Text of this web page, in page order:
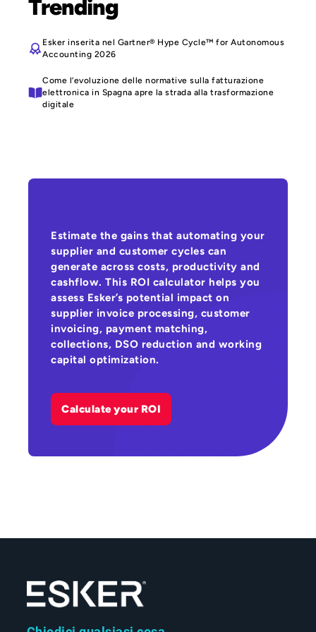
Trending
Esker inserita nel Gartner® Hype Cycle™ for Autonomous
Accounting 2026
Come l’evoluzione delle normative sulla fatturazione
elettronica in Spagna apre la strada alla trasformazione
digitale
Estimate the gains that automating your
supplier and customer cycles can
generate across costs, productivity and
cashflow. This ROI calculator helps you
assess Esker’s potential impact on
supplier invoice processing, customer
invoicing, payment matching,
collections, DSO reduction and working
capital optimization.
Calculate your ROI